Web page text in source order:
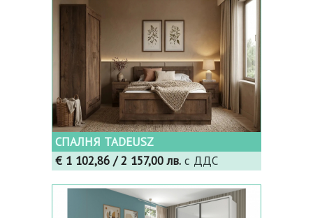
СПАЛНЯ TADEUSZ
€ 1 102,86 / 2 157,00 лв. с ДДС